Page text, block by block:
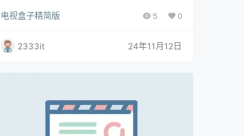
电视盒子精简版
5 0
2333it 24年11月12日